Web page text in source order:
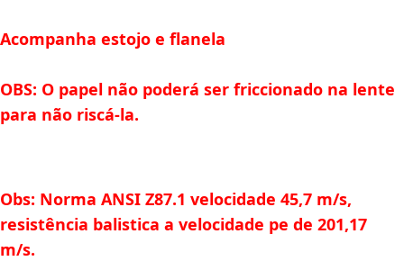
Acompanha estojo e flanela
OBS: O papel não poderá ser friccionado na lente
para não riscá-la.
Obs: Norma ANSI Z87.1 velocidade 45,7 m/s,
resistência balistica a velocidade pe de 201,17
m/s.